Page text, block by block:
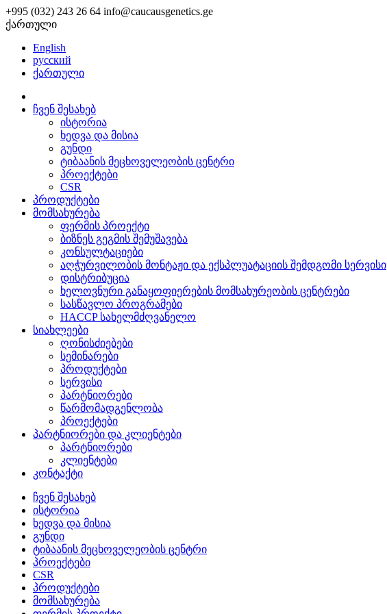
+995 (032) 243 26 64 info@caucausgenetics.ge
ქართული
English
русский
ქართული
ჩვენ შესახებ
ისტორია
ხედვა და მისია
გუნდი
ტიბაანის მეცხოველეობის ცენტრი
პროექტები
CSR
პროდუქტები
მომსახურება
ფერმის პროექტი
ბიზნეს გეგმის შემუშავება
კონსულტაციები
აღჭურვილობის მონტაჟი და ექსპლუატაციის შემდგომი სერვისი
დისტრიბუცია
ხელოვნური განაყოფიერების მომსახურეობის ცენტრები
სასწავლო პროგრამები
HACCP სახელმძღვანელო
სიახლეები
ღონისძიებები
სემინარები
პროდუქტები
სერვისი
პარტნიორები
წარმომადგენლობა
პროექტები
პარტნიორები და კლიენტები
პარტნიორები
კლიენტები
კონტაქტი
ჩვენ შესახებ
ისტორია
ხედვა და მისია
გუნდი
ტიბაანის მეცხოველეობის ცენტრი
პროექტები
CSR
პროდუქტები
მომსახურება